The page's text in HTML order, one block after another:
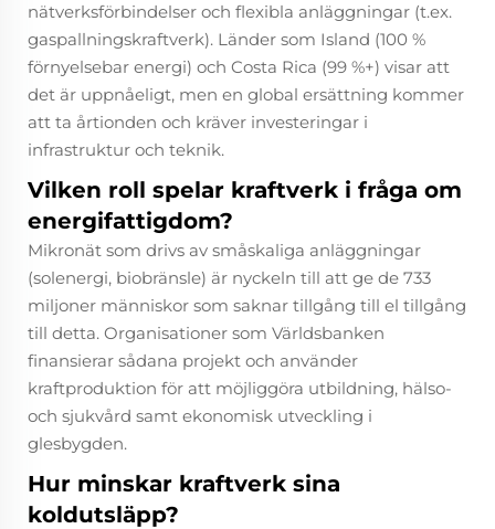
nätverksförbindelser och flexibla anläggningar (t.ex.
gaspallningskraftverk). Länder som Island (100 %
förnyelsebar energi) och Costa Rica (99 %+) visar att
det är uppnåeligt, men en global ersättning kommer
att ta årtionden och kräver investeringar i
infrastruktur och teknik.
Vilken roll spelar kraftverk i fråga om
energifattigdom?
Mikronät som drivs av småskaliga anläggningar
(solenergi, biobränsle) är nyckeln till att ge de 733
miljoner människor som saknar tillgång till el tillgång
till detta. Organisationer som Världsbanken
finansierar sådana projekt och använder
kraftproduktion för att möjliggöra utbildning, hälso-
och sjukvård samt ekonomisk utveckling i
glesbygden.
Hur minskar kraftverk sina
koldutsläpp?